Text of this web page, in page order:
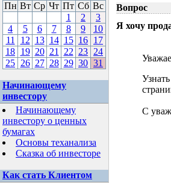
Пн Вт Ср Чт Пт Сб Вс
1
2
3
4
5 6 7 8 9
10
11
12 13 14 15 16 17
18 19 20 21 22 23 24
25 26 27 28 29 30 31
Начинающему
инвестору
Начинающему
инвестору о ценных
бумагах
Основы теханализа
Сказка об инвесторе
Как стать Клиентом
Вопрос
Я хочу
С